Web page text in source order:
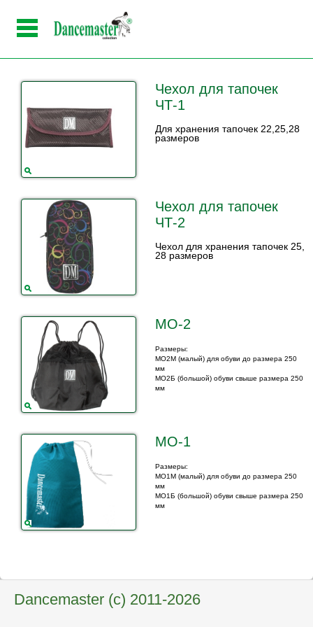
Чехол для тапочек
ЧТ-1
Для хранения тапочек 22,25,28
размеров
Чехол для тапочек
ЧТ-2
Чехол для хранения тапочек 25,
28 размеров
МО-2
Размеры:
МО2М (малый) для обуви до размера 250
мм
МО2Б (большой) обуви свыше размера 250
мм
МО-1
Размеры:
МО1М (малый) для обуви до размера 250
мм
МО1Б (большой) обуви свыше размера 250
мм
Dancemaster (c) 2011-2026